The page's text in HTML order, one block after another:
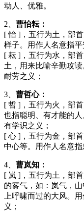
动人、优雅。
2、 曹怡耘：
[ 怡 ]，五行为土，部
样子。用作人名意指
[ 耘 ]，五行为水，部
土，用来比喻辛勤攻
耐劳之义；
3、 曹哲心：
[ 哲 ]，五行为火，部
也指聪明、有才能的
有学识之义；
[ 心 ]，五行为金，部
中心等。用作人名意
4、 曹岚知：
[ 岚 ]，五行为土，部
的雾气，如：岚气，
上呼啸而过的大风。
义；